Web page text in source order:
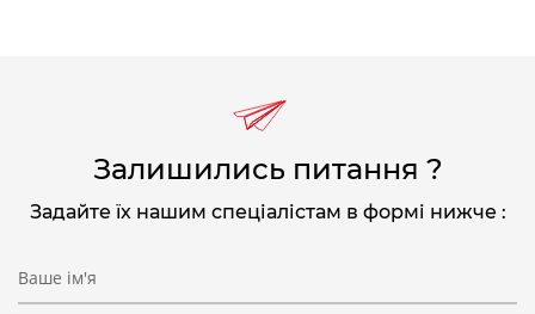
Залишились питання ?
Задайте їх нашим спеціалістам в формі нижче :
Ваше ім'я